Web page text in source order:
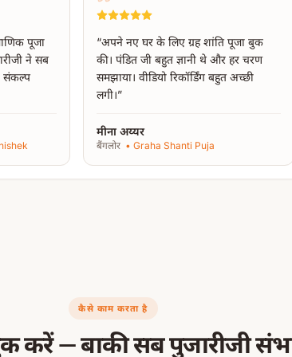
पूजा
ने सब
संकल्प
“अपने नए घर के लिए ग्रह शांति पूजा बुक
की। पंडित जी बहुत ज्ञानी थे और हर चरण
समझाया। वीडियो रिकॉर्डिंग बहुत अच्छी
लगी।”
मीना अय्यर
बैंगलोर •Graha Shanti Puja
कैसे काम करता है
करें — बाकी सब पुजारीजी